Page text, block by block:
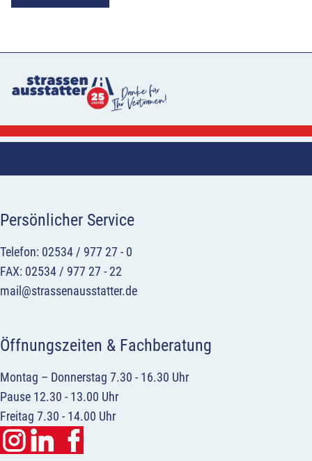
Persönlicher Service
Telefon: 02534 / 977 27 - 0
FAX: 02534 / 977 27 - 22
mail@strassenausstatter.de
Öffnungszeiten & Fachberatung
Montag – Donnerstag 7.30 - 16.30 Uhr
Pause 12.30 - 13.00 Uhr
Freitag 7.30 - 14.00 Uhr